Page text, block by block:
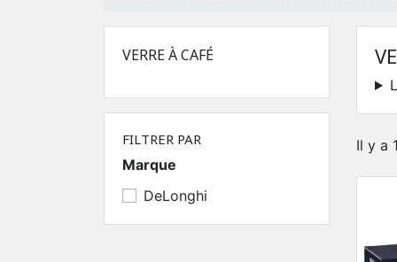
VERRE À CAFÉ
FILTRER PAR
Marque
DeLonghi
Il y a